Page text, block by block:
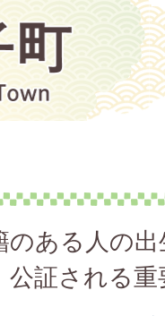
のある人の
公証される